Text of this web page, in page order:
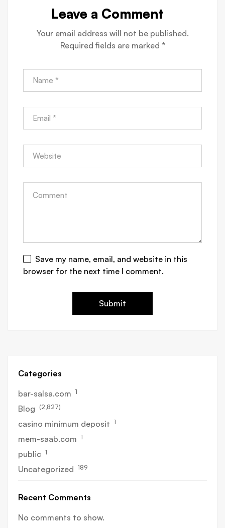
suomalaisille
pelaajille
do Rozrywki
Online
Leave a Comment
Your email address will not be published.
Required fields are marked *
Save my name, email, and website in this
browser for the next time I comment.
Categories
bar-salsa.com 1
Blog (2,827)
casino minimum deposit 1
mem-saab.com 1
public 1
Uncategorized 189
Recent Comments
No comments to show.